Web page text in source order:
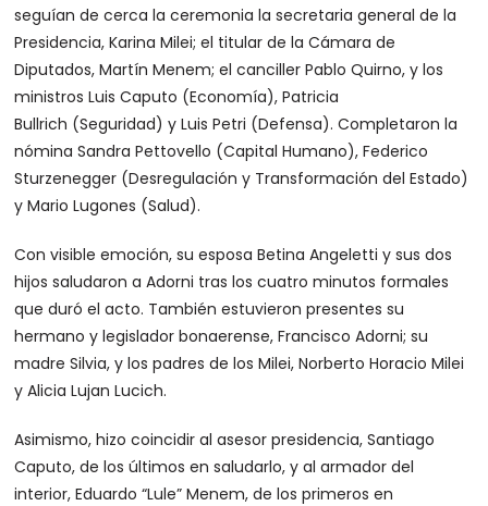
seguían de cerca la ceremonia la secretaria general de la
Presidencia, Karina Milei; el titular de la Cámara de
Diputados, Martín Menem; el canciller Pablo Quirno, y los
ministros Luis Caputo (Economía), Patricia
Bullrich (Seguridad) y Luis Petri (Defensa). Completaron la
nómina Sandra Pettovello (Capital Humano), Federico
Sturzenegger (Desregulación y Transformación del Estado)
y Mario Lugones (Salud).
Con visible emoción, su esposa Betina Angeletti y sus dos
hijos saludaron a Adorni tras los cuatro minutos formales
que duró el acto. También estuvieron presentes su
hermano y legislador bonaerense, Francisco Adorni; su
madre Silvia, y los padres de los Milei, Norberto Horacio Milei
y Alicia Lujan Lucich.
Asimismo, hizo coincidir al asesor presidencia, Santiago
Caputo, de los últimos en saludarlo, y al armador del
interior, Eduardo “Lule” Menem, de los primeros en